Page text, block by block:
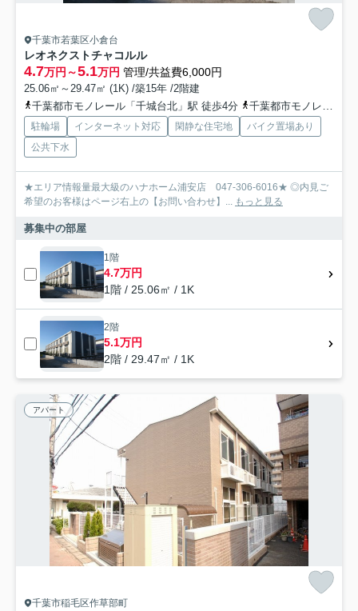
千葉市若葉区小倉台
レオネクストチャコルル
4.7万円～5.1万円 管理/共益費6,000円
25.06㎡～29.47㎡ (1K) /築15年 /2階建
千葉都市モノレール「千城台北」駅 徒歩4分
千葉都市モノレール「小倉台」駅 徒歩12分
駐輪場 インターネット対応 閑静な住宅地
バイク置場あり
公共下水
★エリア情報量最大級のハナホーム浦安店 047-306-6016★ ◎内見ご
希望のお客様はページ右上の【お問い合わせ】... もっと見る
募集中の部屋
1階
4.7万円
1階 / 25.06㎡ / 1K
2階
5.1万円
2階 / 29.47㎡ / 1K
アパート
千葉市稲毛区作草部町